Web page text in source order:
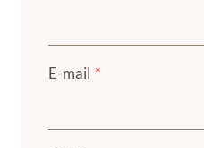
E-mail *